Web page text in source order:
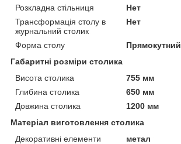
Розкладна стільниця
Нет
Трансформація столу в
журнальний столик
Нет
Форма столу
Прямокутний
Габаритні розміри столика
Висота столика
755 мм
Глибина столика
650 мм
Довжина столика
1200 мм
Матеріал виготовлення столика
Декоративні елементи
метал